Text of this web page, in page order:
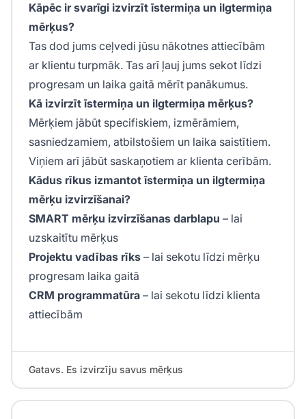
Kāpēc ir svarīgi izvirzīt īstermiņa un ilgtermiņa
mērķus?
Tas dod jums ceļvedi jūsu nākotnes attiecībām
ar klientu turpmāk. Tas arī ļauj jums sekot līdzi
progresam un laika gaitā mērīt panākumus.
Kā izvirzīt īstermiņa un ilgtermiņa mērķus?
Mērķiem jābūt specifiskiem, izmērāmiem,
sasniedzamiem, atbilstošiem un laika saistītiem.
Viņiem arī jābūt saskaņotiem ar klienta cerībām.
Kādus rīkus izmantot īstermiņa un ilgtermiņa
mērķu izvirzīšanai?
SMART mērķu izvirzīšanas darblapu – lai
uzskaitītu mērķus
Projektu vadības rīks – lai sekotu līdzi mērķu
progresam laika gaitā
CRM programmatūra – lai sekotu līdzi klienta
attiecībām
Gatavs. Es izvirzīju savus mērķus